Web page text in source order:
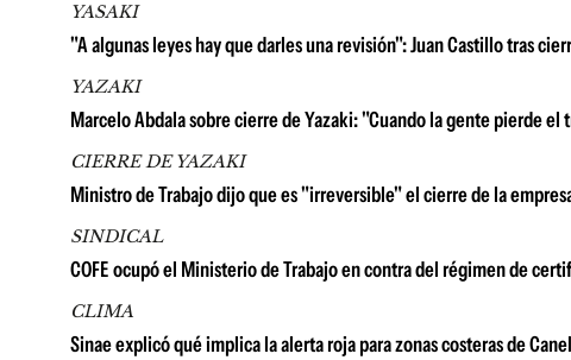
YASAKI
"A algunas leyes hay que darles una revisión": Juan Castillo tras
YAZAKI
Marcelo Abdala sobre cierre de Yazaki: "Cuando la gente pierde
CIERRE DE YAZAKI
Ministro de Trabajo dijo que es "irreversible" el cierre de la
SINDICAL
COFE ocupó el Ministerio de Trabajo en contra del régimen de
CLIMA
Sinae explicó qué implica la alerta roja para zonas costeras de